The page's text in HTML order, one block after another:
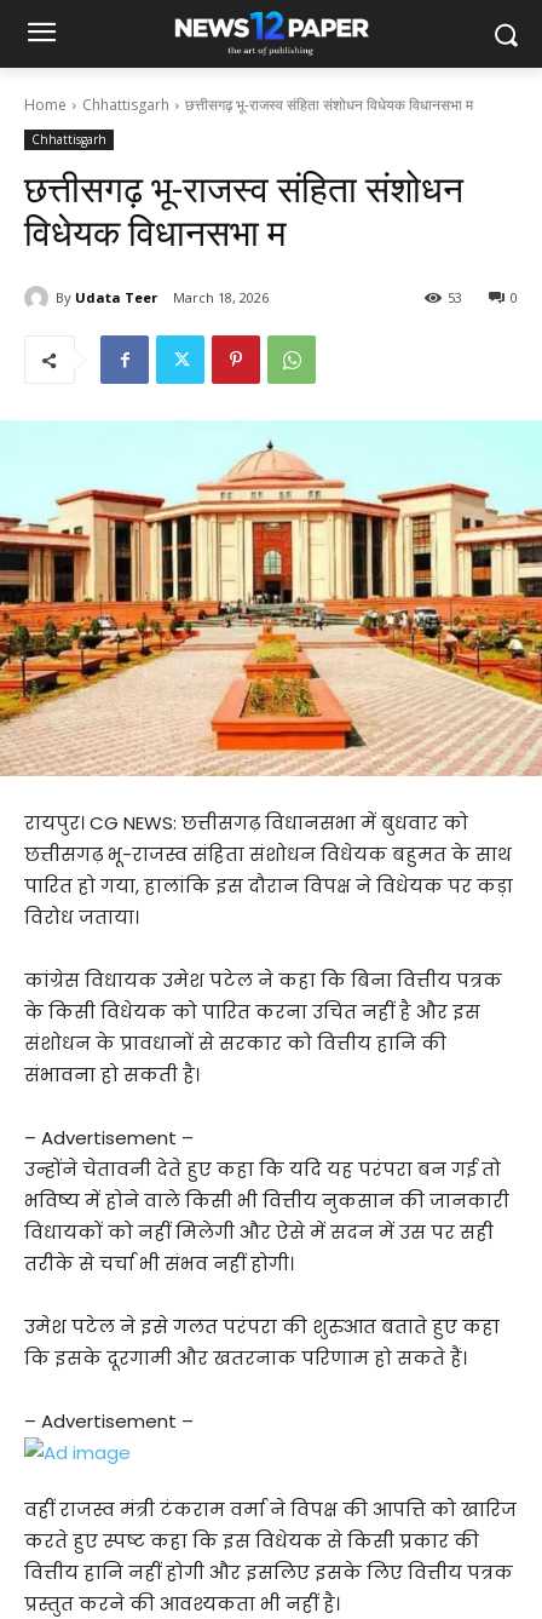
Home Chhattisgarh छत्तीसगढ़ भू-राजस्व संहिता संशोधन विधेयक विधानसभा म
Chhattisgarh
छत्तीसगढ़ भू-राजस्व संहिता संशोधन
विधेयक विधानसभा म
By Udata Teer March 18, 2026 0
53
रायपुर। CG NEWS: छत्तीसगढ़ विधानसभा में बुधवार को
छत्तीसगढ़ भू-राजस्व संहिता संशोधन विधेयक बहुमत के साथ
पारित हो गया, हालांकि इस दौरान विपक्ष ने विधेयक पर कड़ा
विरोध जताया।
कांग्रेस विधायक उमेश पटेल ने कहा कि बिना वित्तीय पत्रक
के किसी विधेयक को पारित करना उचित नहीं है और इस
संशोधन के प्रावधानों से सरकार को वित्तीय हानि की
संभावना हो सकती है।
– Advertisement –
उन्होंने चेतावनी देते हुए कहा कि यदि यह परंपरा बन गई तो
भविष्य में होने वाले किसी भी वित्तीय नुकसान की जानकारी
विधायकों को नहीं मिलेगी और ऐसे में सदन में उस पर सही
तरीके से चर्चा भी संभव नहीं होगी।
उमेश पटेल ने इसे गलत परंपरा की शुरुआत बताते हुए कहा
कि इसके दूरगामी और खतरनाक परिणाम हो सकते हैं।
– Advertisement –
वहीं राजस्व मंत्री टंकराम वर्मा ने विपक्ष की आपत्ति को खारिज
करते हुए स्पष्ट कहा कि इस विधेयक से किसी प्रकार की
वित्तीय हानि नहीं होगी और इसलिए इसके लिए वित्तीय पत्रक
प्रस्तुत करने की आवश्यकता भी नहीं है।